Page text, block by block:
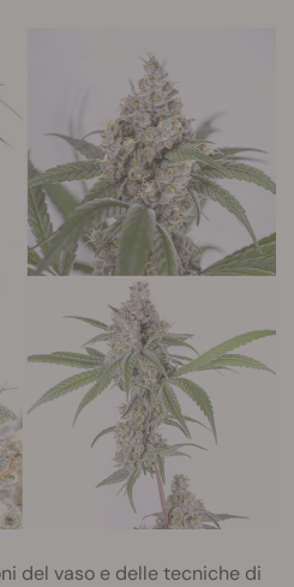
del vaso e delle tecniche di